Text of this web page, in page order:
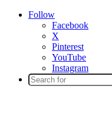
Follow
Facebook
X
Pinterest
YouTube
Instagram